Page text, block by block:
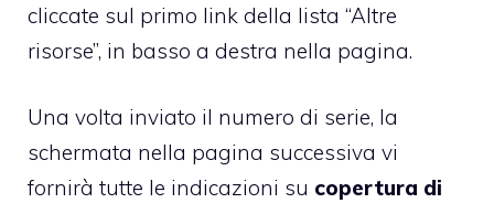
cliccate sul primo link della lista “Altre
risorse”, in basso a destra nella pagina.
Una volta inviato il numero di serie, la
schermata nella pagina successiva vi
fornirà tutte le indicazioni su copertura di